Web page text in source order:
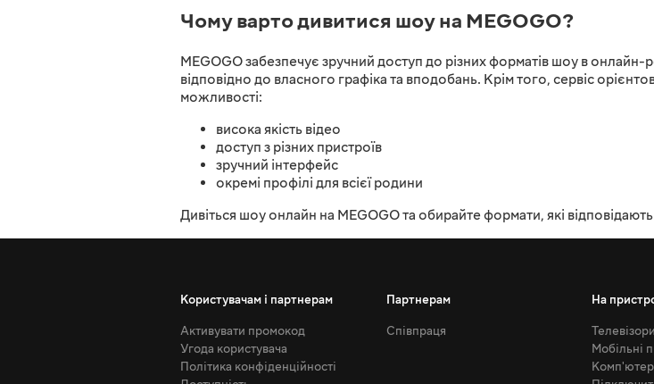
Чому варто дивитися шоу на MEGOGO?
MEGOGO забезпечує зручний доступ до різних форматів шоу в
відповідно до власного графіка та вподобань. Крім того, сервіс
можливості:
висока якість відео
доступ з різних пристроїв
зручний інтерфейс
окремі профілі для всієї родини
Дивіться шоу онлайн на MEGOGO та обирайте формати, які
Користувачам і партнерам
Активувати промокод
Угода користувача
Політика конфіденційності
Партнерам
Співпраця
На
Мобільні
Комп'ютер